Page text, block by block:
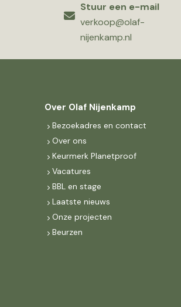
Stuur een e-mail
verkoop@olaf-
nijenkamp.nl
Over Olaf Nijenkamp
Bezoekadres en contact
Over ons
Keurmerk Planetproof
Vacatures
BBL en stage
Laatste nieuws
Onze projecten
Beurzen